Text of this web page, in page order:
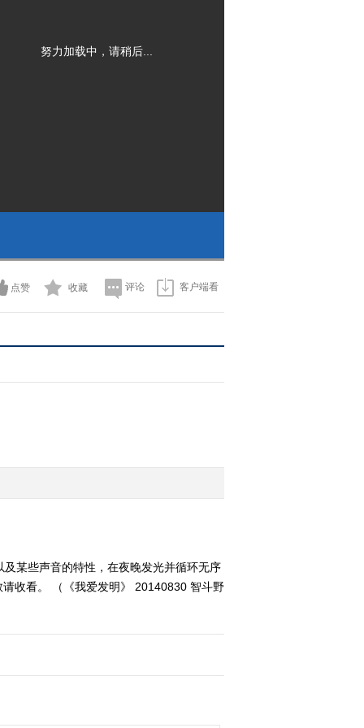
努力加载中，请稍后...
点赞 收藏 评论 客户端看
某些声音的特性，在夜晚发光并循环无序
收看。 （《我爱发明》 20140830 智斗野